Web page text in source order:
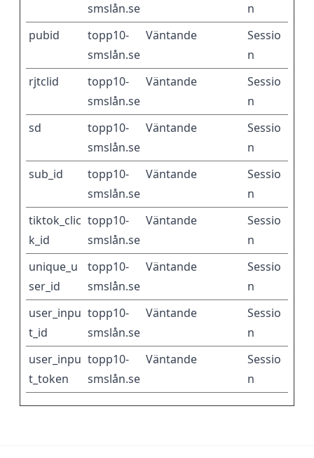
smslån.se
n
pubid
topp10-
smslån.se
Väntande
Sessio
n
rjtclid
topp10-
smslån.se
Väntande
Sessio
n
sd
topp10-
smslån.se
Väntande
Sessio
n
sub_id
topp10-
smslån.se
Väntande
Sessio
n
tiktok_clic
k_id
topp10-
smslån.se
Väntande
Sessio
n
unique_u
ser_id
topp10-
smslån.se
Väntande
Sessio
n
user_inpu
t_id
topp10-
smslån.se
Väntande
Sessio
n
user_inpu
t_token
topp10-
smslån.se
Väntande
Sessio
n